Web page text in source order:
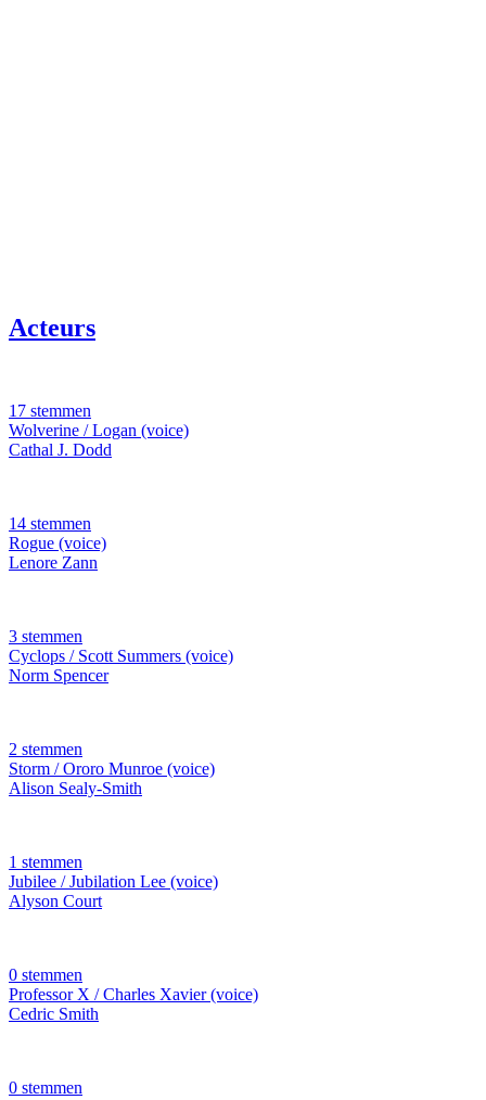
Acteurs
17 stemmen
Wolverine / Logan (voice)
Cathal J. Dodd
14 stemmen
Rogue (voice)
Lenore Zann
3 stemmen
Cyclops / Scott Summers (voice)
Norm Spencer
2 stemmen
Storm / Ororo Munroe (voice)
Alison Sealy-Smith
1 stemmen
Jubilee / Jubilation Lee (voice)
Alyson Court
0 stemmen
Professor X / Charles Xavier (voice)
Cedric Smith
0 stemmen